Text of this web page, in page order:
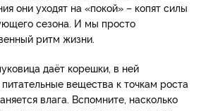
они уходят на «покой» – копят силы
сезона. И мы просто
ритм жизни.
даёт корешки, в ней
вещества к точкам роста
влага. Вспомните, насколько